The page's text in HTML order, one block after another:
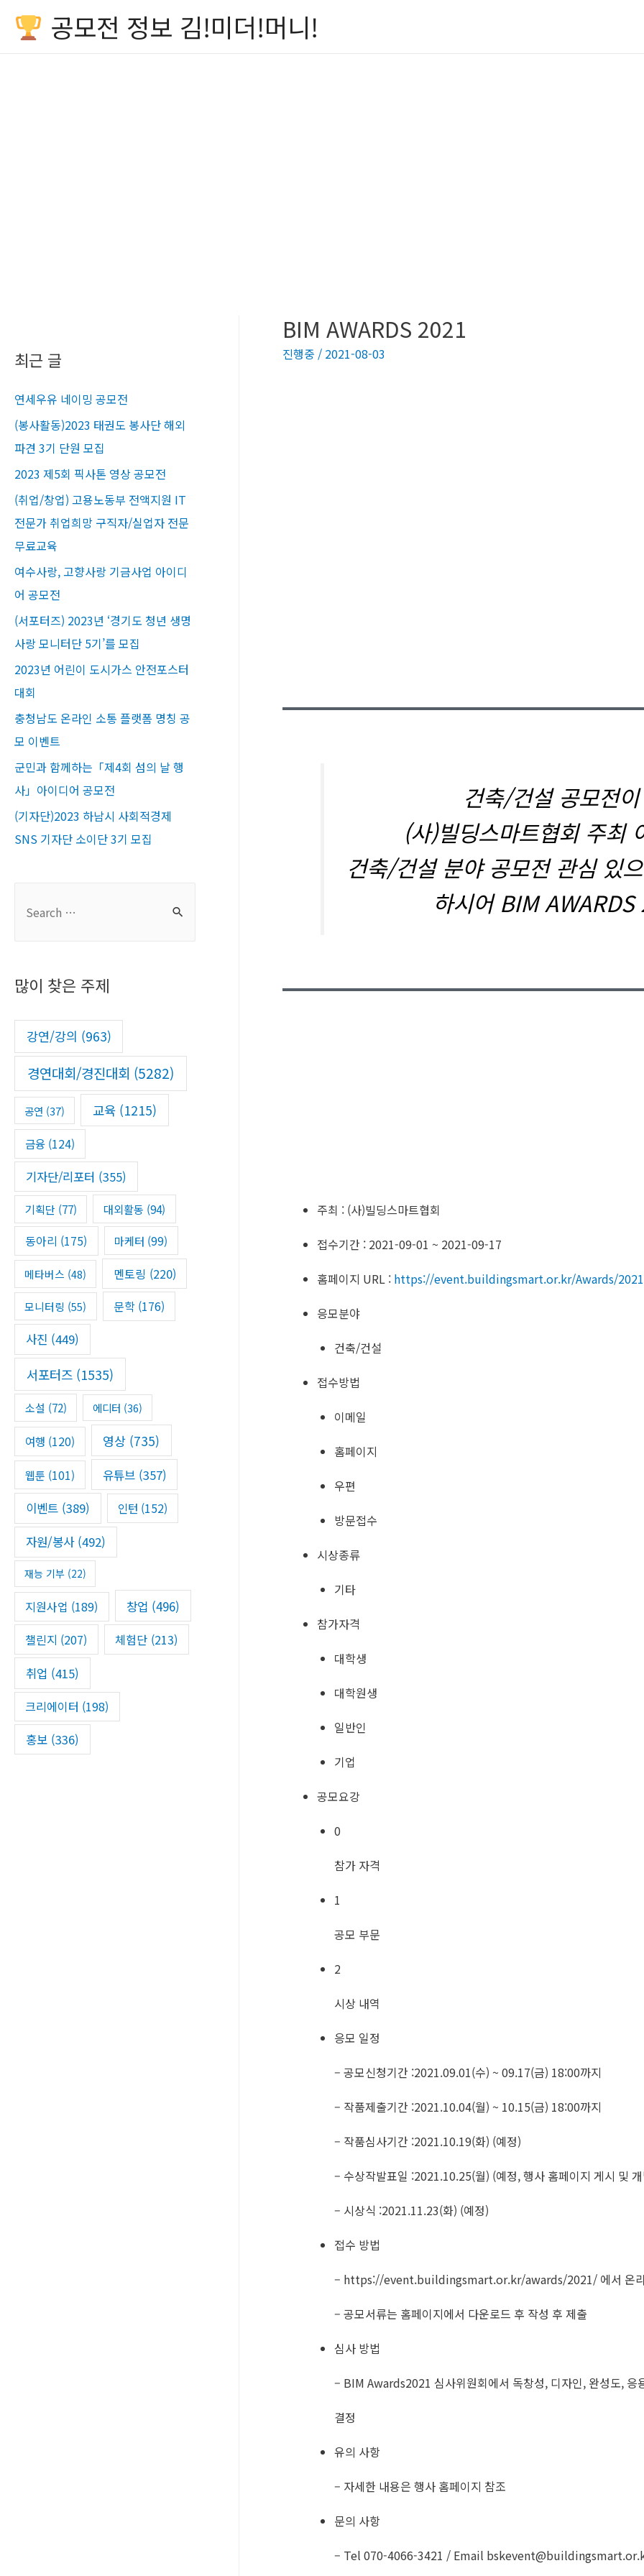
공모전 정보 김!미더!머니!
최근 글
연세우유 네이밍 공모전
(봉사활동)2023 태권도 봉사단 해외
파견 3기 단원 모집
2023 제5회 픽사톤 영상 공모전
(취업/창업) 고용노동부 전액지원 IT
전문가 취업희망 구직자/실업자 전문
무료교육​
여수사랑, 고향사랑 기금사업 아이디
어 공모전
(서포터즈) 2023년 ‘경기도 청년 생명
사랑 모니터단 5기’를 모집
2023년 어린이 도시가스 안전포스터
대회
충청남도 온라인 소통 플랫폼 명칭 공
모 이벤트
군민과 함께하는「제4회 섬의 날 행
사」아이디어 공모전
(기자단)2023 하남시 사회적경제
SNS 기자단 소이단 3기 모집
c
o
:
많이 찾은 주제
강연/강의 (963)
경연대회/경진대회 (5282)
공연 (37) 교육(1215)
금융 (124)
기자단/리포터 (355)
기획단 (77) 대외활동 (94)
동아리 (175) 마케터 (99)
메타버스 (48) 멘토링 (220)
모니터링 (55) 문학(176)
사진 (449)
서포터즈 (1535)
소설 (72) 에디터 (36)
여행 (120) 영상 (735)
웹툰 (101) 유튜브(357)
이벤트(389) 인턴 (152)
자원/봉사(492)
재능 기부(22)
지원사업 (189) 창업 (496)
챌린지 (207) 체험단 (213)
취업 (415)
크리에이터 (198)
홍보(336)
BIM AWARDS 2021
진행중 / 2021-08-03
건축/건설 공모전
(사)빌딩스마트협회 주최
건축/건설 분야 공모전 관심 있
하시어 BIM
주최 : (사)빌딩스마트협회
접수기간 : 2021-09-01 ~ 2021-09-17
홈페이지 URL : https://event.buildingsmart.or.kr/Awards/2021
응모분야
건축/건설
접수방법
이메일
홈페이지
우편
방문접수
시상종류
기타
참가자격
대학생
대학원생
일반인
기업
공모요강
0
참가 자격
1
공모 부문
2
시상 내역
응모 일정
– 공모신청기간 :2021.09.01(수) ~ 09.17(금) 18:00까지
– 작품제출기간 :2021.10.04(월) ~ 10.15(금) 18:00까지
– 작품심사기간 :2021.10.19(화) (예정)
– 수상작발표일 :2021.10.25(월) (예정, 행사 홈페이지 게시 및
– 시상식 :2021.11.23(화) (예정)
접수 방법
– https://event.buildingsmart.or.kr/awards/2021/ 에서 온라
– 공모서류는 홈페이지에서 다운로드 후 작성 후 제출
심사 방법
– BIM Awards2021 심사위원회에서 독창성, 디자인, 완성도,
결정​
유의 사항
– 자세한 내용은 행사 홈페이지 참조
문의 사항
– Tel 070-4066-3421 / Email